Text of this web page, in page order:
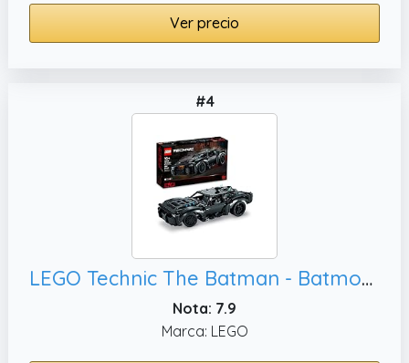
Ver precio
#4
LEGO Technic The Batman - Batmobile 42127 - Juguete de construcción de coche, regalos de superhéroes para niños y adolescentes fanáticos con ladrillos ligeros
Nota: 7.9
Marca: LEGO